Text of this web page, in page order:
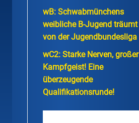
wB: Schwabmünchens
weibliche B-Jugend träumt
von der Jugendbundesliga
wC2: Starke Nerven, großer
Kampfgeist! Eine
überzeugende
Qualifikationsrunde!